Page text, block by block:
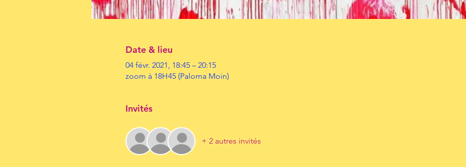
Date & lieu
04 févr. 2021, 18:45 – 20:15
zoom à 18H45 (Paloma Moin)
Invités
+ 2 autres invités